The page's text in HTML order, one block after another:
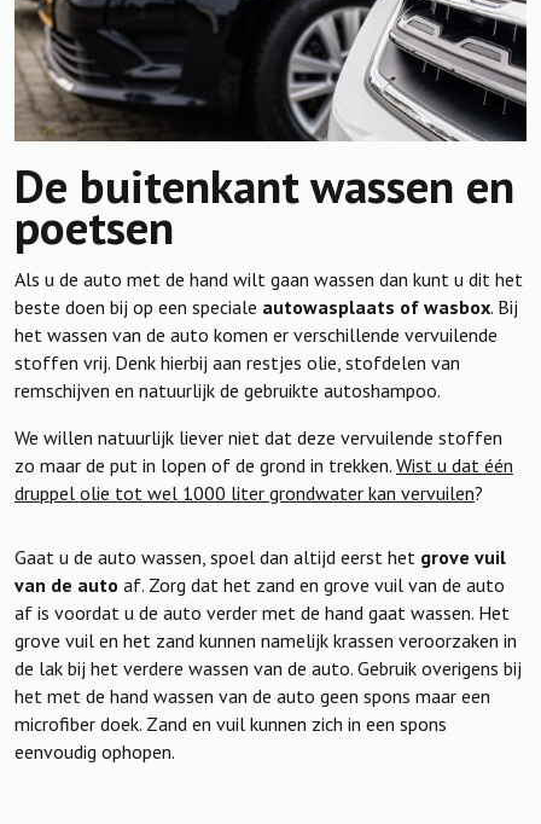
De buitenkant wassen en
poetsen
Als u de auto met de hand wilt gaan wassen dan kunt u dit het
beste doen bij op een speciale autowasplaats of wasbox. Bij
het wassen van de auto komen er verschillende vervuilende
stoffen vrij. Denk hierbij aan restjes olie, stofdelen van
remschijven en natuurlijk de gebruikte autoshampoo.
We willen natuurlijk liever niet dat deze vervuilende stoffen
zo maar de put in lopen of de grond in trekken. Wist u dat één
druppel olie tot wel 1000 liter grondwater kan vervuilen?
Gaat u de auto wassen, spoel dan altijd eerst het grove vuil
van de auto af. Zorg dat het zand en grove vuil van de auto
af is voordat u de auto verder met de hand gaat wassen. Het
grove vuil en het zand kunnen namelijk krassen veroorzaken in
de lak bij het verdere wassen van de auto. Gebruik overigens bij
het met de hand wassen van de auto geen spons maar een
microfiber doek. Zand en vuil kunnen zich in een spons
eenvoudig ophopen.